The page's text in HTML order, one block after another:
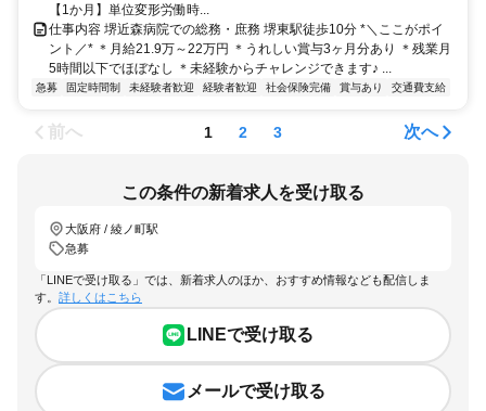
【1か月】単位変形労働時...
仕事内容 堺近森病院での総務・庶務 堺東駅徒歩10分 *＼ここがポイ
ント／* ＊月給21.9万～22万円 ＊うれしい賞与3ヶ月分あり ＊残業月
5時間以下でほぼなし ＊未経験からチャレンジできます♪ ...
急募 固定時間制 未経験者歓迎 経験者歓迎 社会保険完備 賞与あり 交通費支給
前へ 1 2 3 次へ
この条件の新着求人を受け取る
大阪府 / 綾ノ町駅
急募
「LINEで受け取る」では、新着求人のほか、おすすめ情報なども配信しま
す。 詳しくはこちら
LINEで受け取る
メールで受け取る